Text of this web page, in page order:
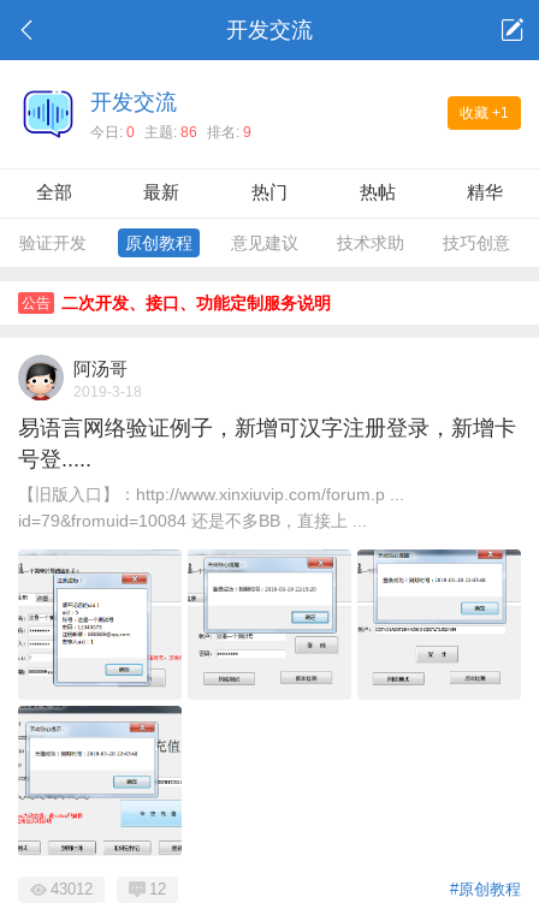
开发交流
收藏 +1
开发交流
今日: 0 主题: 86 排名: 9
全部 最新 热门 热帖 精华
验证开发 原创教程 意见建议 技术求助 技巧创意
公告 二次开发、接口、功能定制服务说明
阿汤哥
2019-3-18
易语言网络验证例子，新增可汉字注册登录，新增卡
号登.....
【旧版入口】：http://www.xinxiuvip.com/forum.p ...
id=79&fromuid=10084 还是不多BB，直接上 ...
#原创教程
43012 12